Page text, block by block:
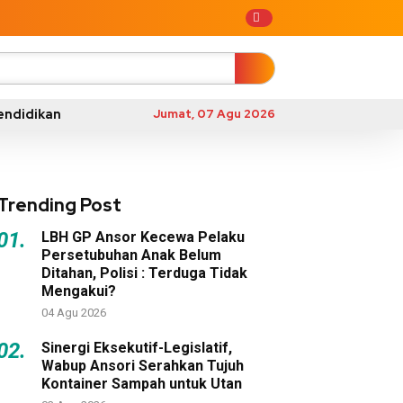
Jumat, 07 Agu 2026
Post
LBH GP Ansor Kecewa Pelaku
Persetubuhan Anak Belum
Ditahan, Polisi : Terduga Tidak
Mengakui?
04 Agu 2026
Sinergi Eksekutif-Legislatif,
Wabup Ansori Serahkan Tujuh
Kontainer Sampah untuk Utan